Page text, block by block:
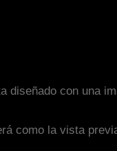
con una
como la vista